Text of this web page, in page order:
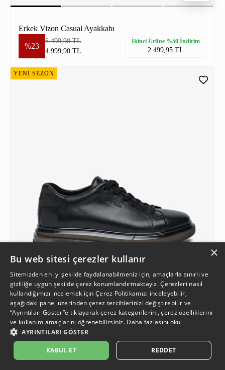
Erkek Vizon Casual Ayakkabı
%23
6.499,90 TL
4.999,90 TL
İkinci Ürüne %50 İndirim
2.499,95 TL
YENİ SEZON
Erkek Siyah Hakiki Deri Sneaker Ayakkabı
6.999,90 TL
6.499,90 TL
İkinci Ürüne %50 İndirim
3.249,95 TL
×
Bu web sitesi çerezler kullanır
Sitemizden en iyi şekilde faydalanabilmeniz için, amaçlarla sınırlı ve
gizliliğe uygun şekilde çerez konumlandırmaktayız. Çerezleri nasıl
kullandığımızı incelemek içinÇerez Politikamızı inceleyebilir,
aşağıdaki panel üzerinden çerez tercihlerinizi değiştirebilir ve
“Ayrıntıları Göster”e tıklayarak çerez kategorilerini, çerez özelliklerini
ve kullanım amaçlarını öğrenebilirsiniz. Daha fazlasını oku
AYRINTILARI GÖSTER
KABUL ET REDDET